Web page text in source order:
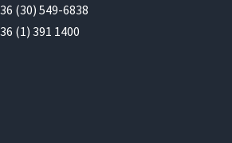
(30) 549-6838
(1) 391 1400